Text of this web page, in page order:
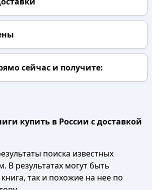
сейчаси получите:
купить в России с доставкой
поиска известных
В результатах могут быть
так и похожие на нее по